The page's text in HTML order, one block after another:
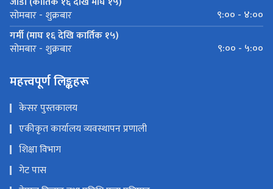
सोमबार - शुक्रबार
९:०० - ४:००
गर्मी (माघ १६ देखि कार्तिक १५)
सोमबार - शुक्रबार ९:०० - ५:००
महत्त्वपूर्ण लिङ्कहरू
केसर पुस्तकालय
एकीकृत कार्यालय व्यवस्थापन प्रणाली
शिक्षा विभाग
गेट पास